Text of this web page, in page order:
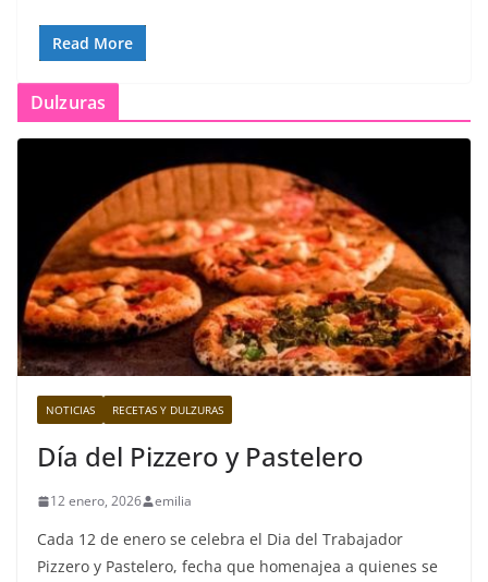
Read More
Dulzuras
NOTICIAS RECETAS Y DULZURAS
Día del Pizzero y Pastelero
12 enero, 2026 emilia
Cada 12 de enero se celebra el Dia del Trabajador
Pizzero y Pastelero, fecha que homenajea a quienes se